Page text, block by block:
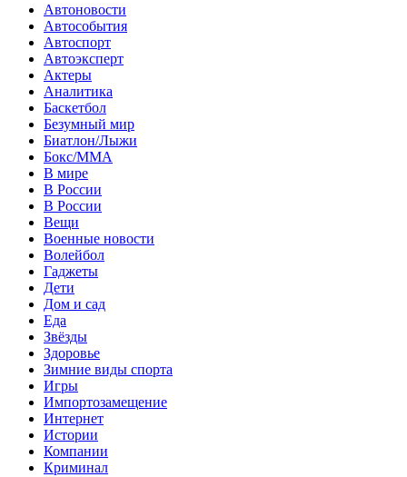
Автоновости
Автособытия
Автоспорт
Автоэксперт
Актеры
Аналитика
Баскетбол
Безумный мир
Биатлон/Лыжи
Бокс/MMA
В мире
В России
В России
Вещи
Военные новости
Волейбол
Гаджеты
Дети
Дом и сад
Еда
Звёзды
Здоровье
Зимние виды спорта
Игры
Импортозамещение
Интернет
Истории
Компании
Криминал